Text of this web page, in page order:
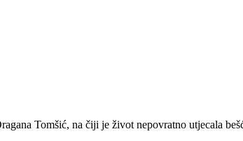
Tomšić, na čiji je život nepovratno utjecala